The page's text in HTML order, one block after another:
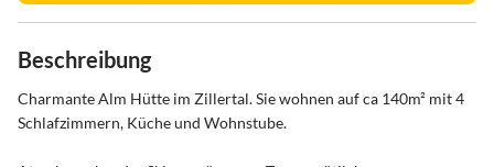
Beschreibung
Charmante Alm Hütte im Zillertal. Sie wohnen auf ca 140m² mit 4
Schlafzimmern, Küche und Wohnstube.